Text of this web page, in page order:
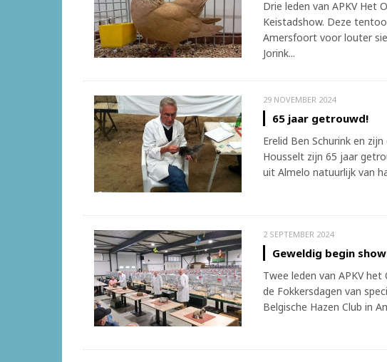
Drie leden van APKV Het
Keistadshow. Deze
Amersfoort voor louter
Jorink...
29 NOVEMBER 2024
65 jaar getrouwd!
Erelid Ben Schurink en
Housselt zijn 65 jaar
uit Almelo natuurlijk van
2 SEPTEMBER 2024
Geweldig begin
Twee leden van APKV
de Fokkersdagen van
Belgische Hazen Club in